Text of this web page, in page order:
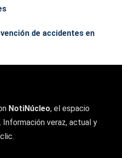
de accidentes en
NotiNúcleo, el espacio
veraz, actual y